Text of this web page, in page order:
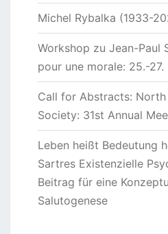
Michel Rybalka (1933-
Workshop zu Jean-Paul
pour une morale: 25.-
Call for Abstracts:
Society: 31st Annual
Leben heißt Bedeutung
Sartres Existenzielle
Beitrag für eine
Salutogenese